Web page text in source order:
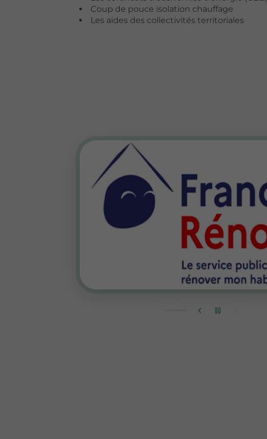
Coup de pouce isolation chauffage
Les aides des collectivités territoriales